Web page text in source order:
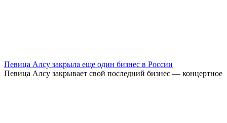
Певица Алсу закрыла еще один бизнес в России
Певица Алсу закрывает свой последний бизнес — концертное